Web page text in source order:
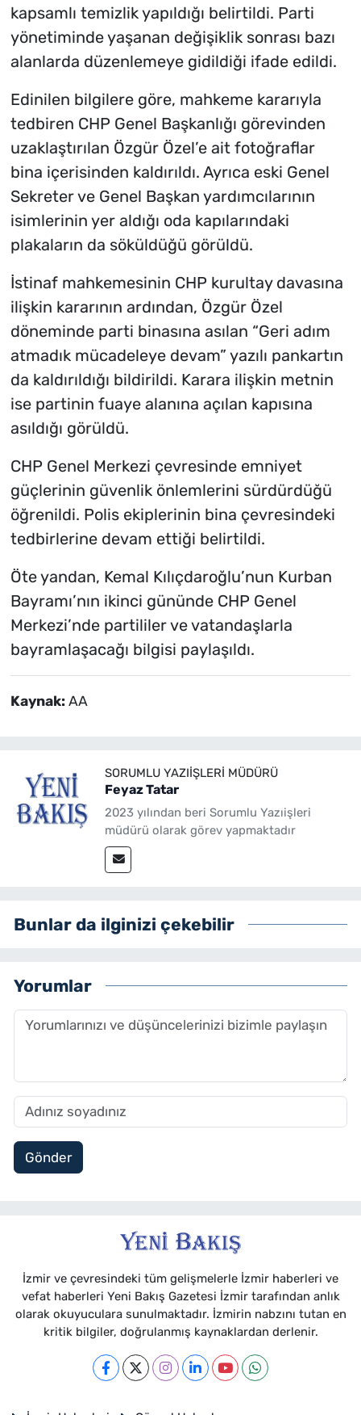
kapsamlı temizlik yapıldığı belirtildi. Parti
yönetiminde yaşanan değişiklik sonrası bazı
alanlarda düzenlemeye gidildiği ifade edildi.
Edinilen bilgilere göre, mahkeme kararıyla
tedbiren CHP Genel Başkanlığı görevinden
uzaklaştırılan Özgür Özel’e ait fotoğraflar
bina içerisinden kaldırıldı. Ayrıca eski Genel
Sekreter ve Genel Başkan yardımcılarının
isimlerinin yer aldığı oda kapılarındaki
plakaların da söküldüğü görüldü.
İstinaf mahkemesinin CHP kurultay davasına
ilişkin kararının ardından, Özgür Özel
döneminde parti binasına asılan “Geri adım
atmadık mücadeleye devam” yazılı pankartın
da kaldırıldığı bildirildi. Karara ilişkin metnin
ise partinin fuaye alanına açılan kapısına
asıldığı görüldü.
CHP Genel Merkezi çevresinde emniyet
güçlerinin güvenlik önlemlerini sürdürdüğü
öğrenildi. Polis ekiplerinin bina çevresindeki
tedbirlerine devam ettiği belirtildi.
Öte yandan, Kemal Kılıçdaroğlu’nun Kurban
Bayramı’nın ikinci gününde CHP Genel
Merkezi’nde partililer ve vatandaşlarla
bayramlaşacağı bilgisi paylaşıldı.
Kaynak: AA
SORUMLU YAZIIŞLERI MÜDÜRÜ
Feyaz Tatar
2023 yılından beri Sorumlu Yazıişleri
müdürü olarak görev yapmaktadır
Bunlar da ilginizi çekebilir
Yorumlar
Gönder
İzmir ve çevresindeki tüm gelişmelerle İzmir haberleri ve
vefat haberleri Yeni Bakış Gazetesi İzmir tarafından anlık
olarak okuyuculara sunulmaktadır. İzmirin nabzını tutan en
kritik bilgiler, doğrulanmış kaynaklardan derlenir.